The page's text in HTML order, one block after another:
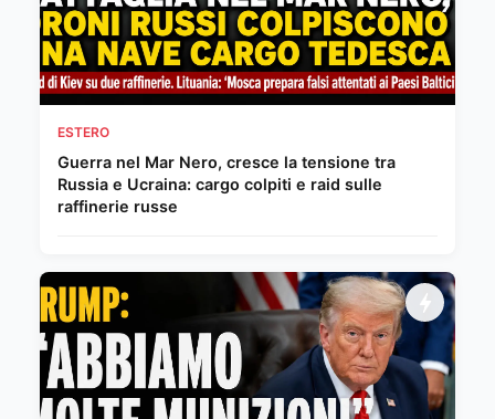
ESTERO
Guerra nel Mar Nero, cresce la tensione tra
Russia e Ucraina: cargo colpiti e raid sulle
raffinerie russe